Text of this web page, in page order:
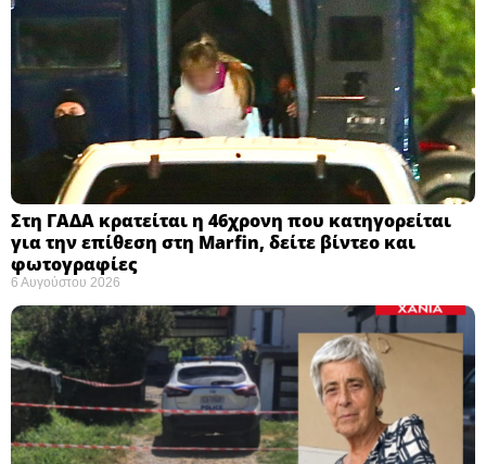
Στη ΓΑΔΑ κρατείται η 46χρονη που κατηγορείται
για την επίθεση στη Marfin, δείτε βίντεο και
φωτογραφίες
6 Αυγούστου 2026